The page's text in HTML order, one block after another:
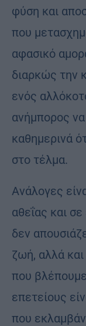
φύση και
που
αφασικό
διαρκώς την
ενός
ανήμπορος να
καθημερινά
στο τέλμα.
Ανάλογες
αθεΐας και
δεν
ζωή, αλλά
που
επετείους
που